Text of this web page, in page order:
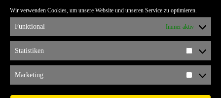
Wir verwenden Cookies, um unsere Website und unseren Service zu optimieren.
Funktional Immer aktiv
Statistiken
Marketing
ULTRABLOG DER YELLOW CONNECTION
ALEMANNIA VERKAUFT MAN NICHT
ARCHIV
ARCHIV